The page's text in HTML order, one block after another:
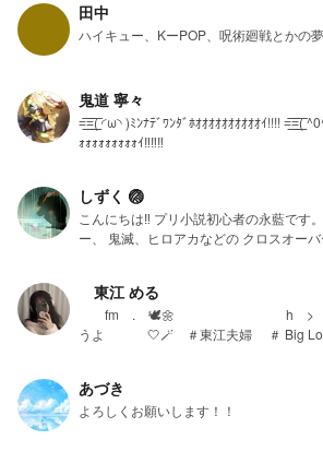
田中
ハイキュー、KーPOP、呪術廻戦とかの夢
鬼道 寧々
=͟͟͞͞=͟͟͞͞( ◜ω◝ )ﾐﾝﾅﾃﾞﾜﾝﾀﾞﾎｵｵｵｵｵｵｵｵｵｵｲ!!!! =͟͟͞͞=͟͟͞͞(
ｫｫｫｫｫｫｫｫｫｲ‼︎‼︎‼︎
しずく 🏐
こんにちは‼️ プリ小説初心者の永藍です
ー、 鬼滅、ヒロアカなどの クロスオー
東江 める
fm . 🕊️🌼 h > いくらで
うよ ‎🤍🪄︎︎ ＃東江夫婦 ＃
あづき
よろしくお願いします！！